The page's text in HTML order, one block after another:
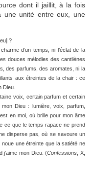
dont il jaillit, à la fois
une unité entre eux, une
?
d’un temps, ni l’éclat de la
douces mélodies des cantilènes
des parfums, des aromates, ni la
aux étreintes de la chair : ce
Dieu.
voix, certain parfum et certain
Dieu : lumière, voix, parfum,
en moi, où brille pour mon âme
ce que le temps rapace ne prend
disperse pas, où se savoure un
une étreinte que la satiété ne
j’aime mon Dieu. (Confessions , X,